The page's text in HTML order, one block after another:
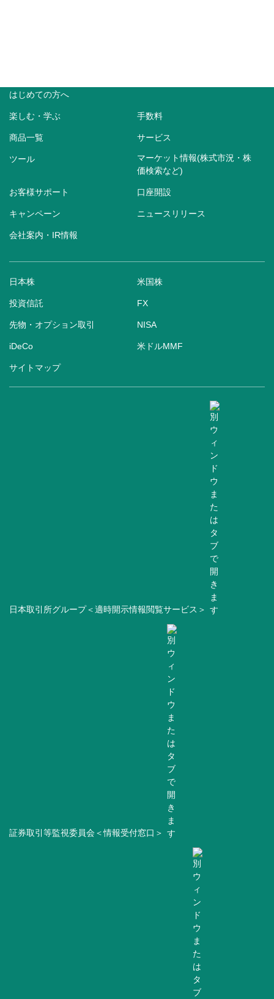
はじめての方へ
楽しむ・学ぶ 手数料
商品一覧 サービス
ツール
マーケット情報(株式市況・株
価検索など)
お客様サポート 口座開設
キャンペーン ニュースリリース
会社案内・IR情報
日本株 米国株
投資信託 FX
先物・オプション取引 NISA
iDeCo 米ドルMMF
サイトマップ
日本取引所グループ＜適時開示情報閲覧サービス＞
証券取引等監視委員会＜情報受付窓口＞